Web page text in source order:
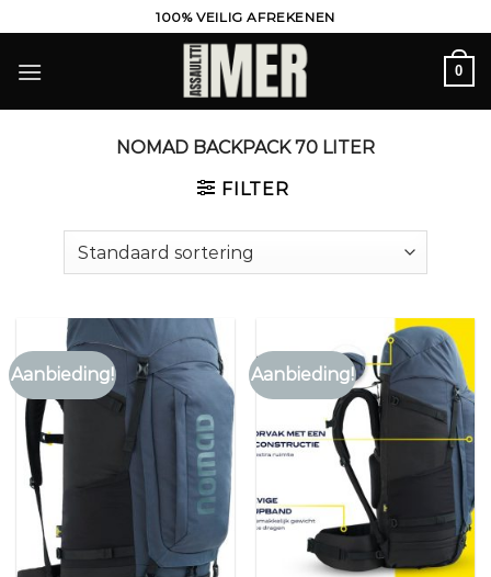
naar
inhoud
100% VEILIG AFREKENEN
0
NOMAD BACKPACK 70 LITER
FILTER
Aanbieding! Aanbieding!